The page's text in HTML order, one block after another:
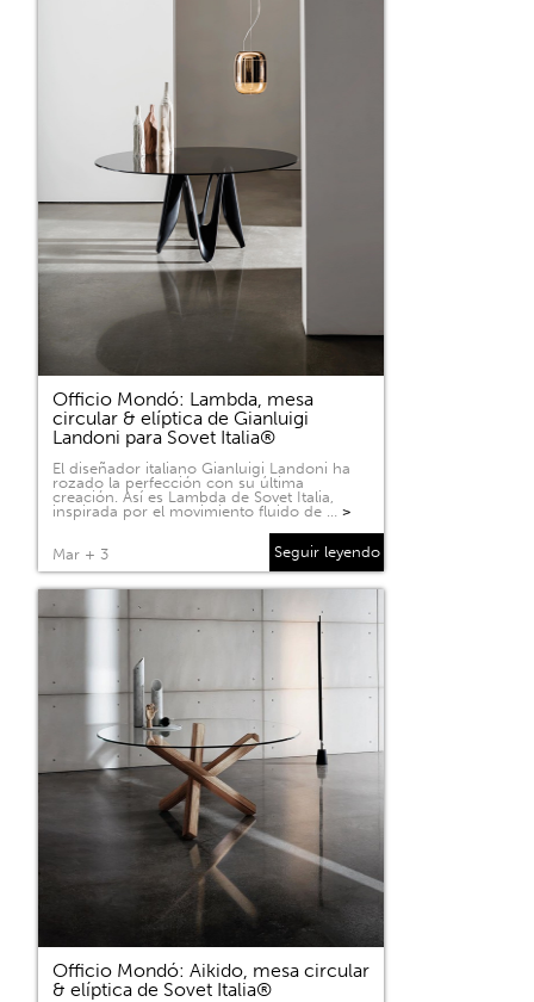
Officio Mondó: Lambda, mesa
circular & elíptica de Gianluigi
Landoni para Sovet Italia®
El diseñador italiano Gianluigi Landoni ha
rozado la perfección con su última
creación. Así es Lambda de Sovet Italia,
inspirada por el movimiento fluido de … >
Mar + 3 Seguir leyendo
Officio Mondó: Aikido, mesa circular
& elíptica de Sovet Italia®